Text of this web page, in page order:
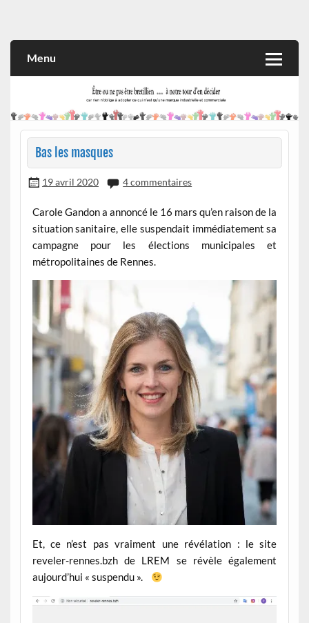
et commerciale
Menu
Bas les masques
19 avril 2020 4 commentaires
Carole Gandon a annoncé le 16 mars qu’en raison de la
situation sanitaire, elle suspendait immédiatement sa
campagne pour les élections municipales et
métropolitaines de Rennes.
Et, ce n’est pas vraiment une révélation : le site
reveler-rennes.bzh de LREM se révèle également
aujourd’hui « suspendu ».